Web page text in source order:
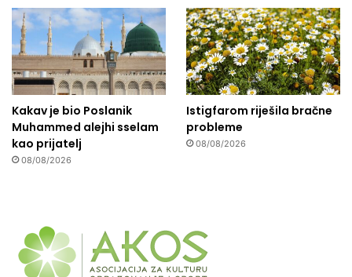
Kakav je bio Poslanik
Muhammed alejhi sselam
kao prijatelj
08/08/2026
Istigfarom riješila bračne
probleme
08/08/2026